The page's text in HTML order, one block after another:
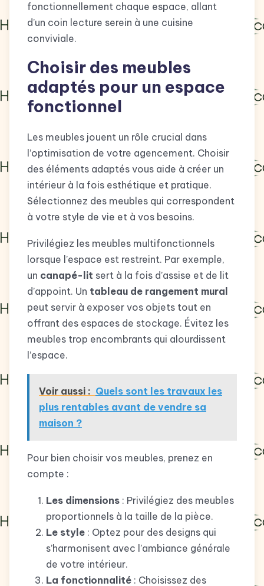
fonctionnellement chaque espace, allant
d’un coin lecture serein à une cuisine
conviviale.
Choisir des meubles
adaptés pour un espace
fonctionnel
Les meubles jouent un rôle crucial dans
l’optimisation de votre agencement. Choisir
des éléments adaptés vous aide à créer un
intérieur à la fois esthétique et pratique.
Sélectionnez des meubles qui correspondent
à votre style de vie et à vos besoins.
Privilégiez les meubles multifonctionnels
lorsque l’espace est restreint. Par exemple,
un canapé-lit sert à la fois d’assise et de lit
d’appoint. Un tableau de rangement mural
peut servir à exposer vos objets tout en
offrant des espaces de stockage. Évitez les
meubles trop encombrants qui alourdissent
l’espace.
Voir aussi : Quels sont les travaux les
plus rentables avant de vendre sa
maison ?
Pour bien choisir vos meubles, prenez en
compte :
Les dimensions : Privilégiez des meubles
proportionnels à la taille de la pièce.
Le style : Optez pour des designs qui
s’harmonisent avec l’ambiance générale
de votre intérieur.
La fonctionnalité : Choisissez des